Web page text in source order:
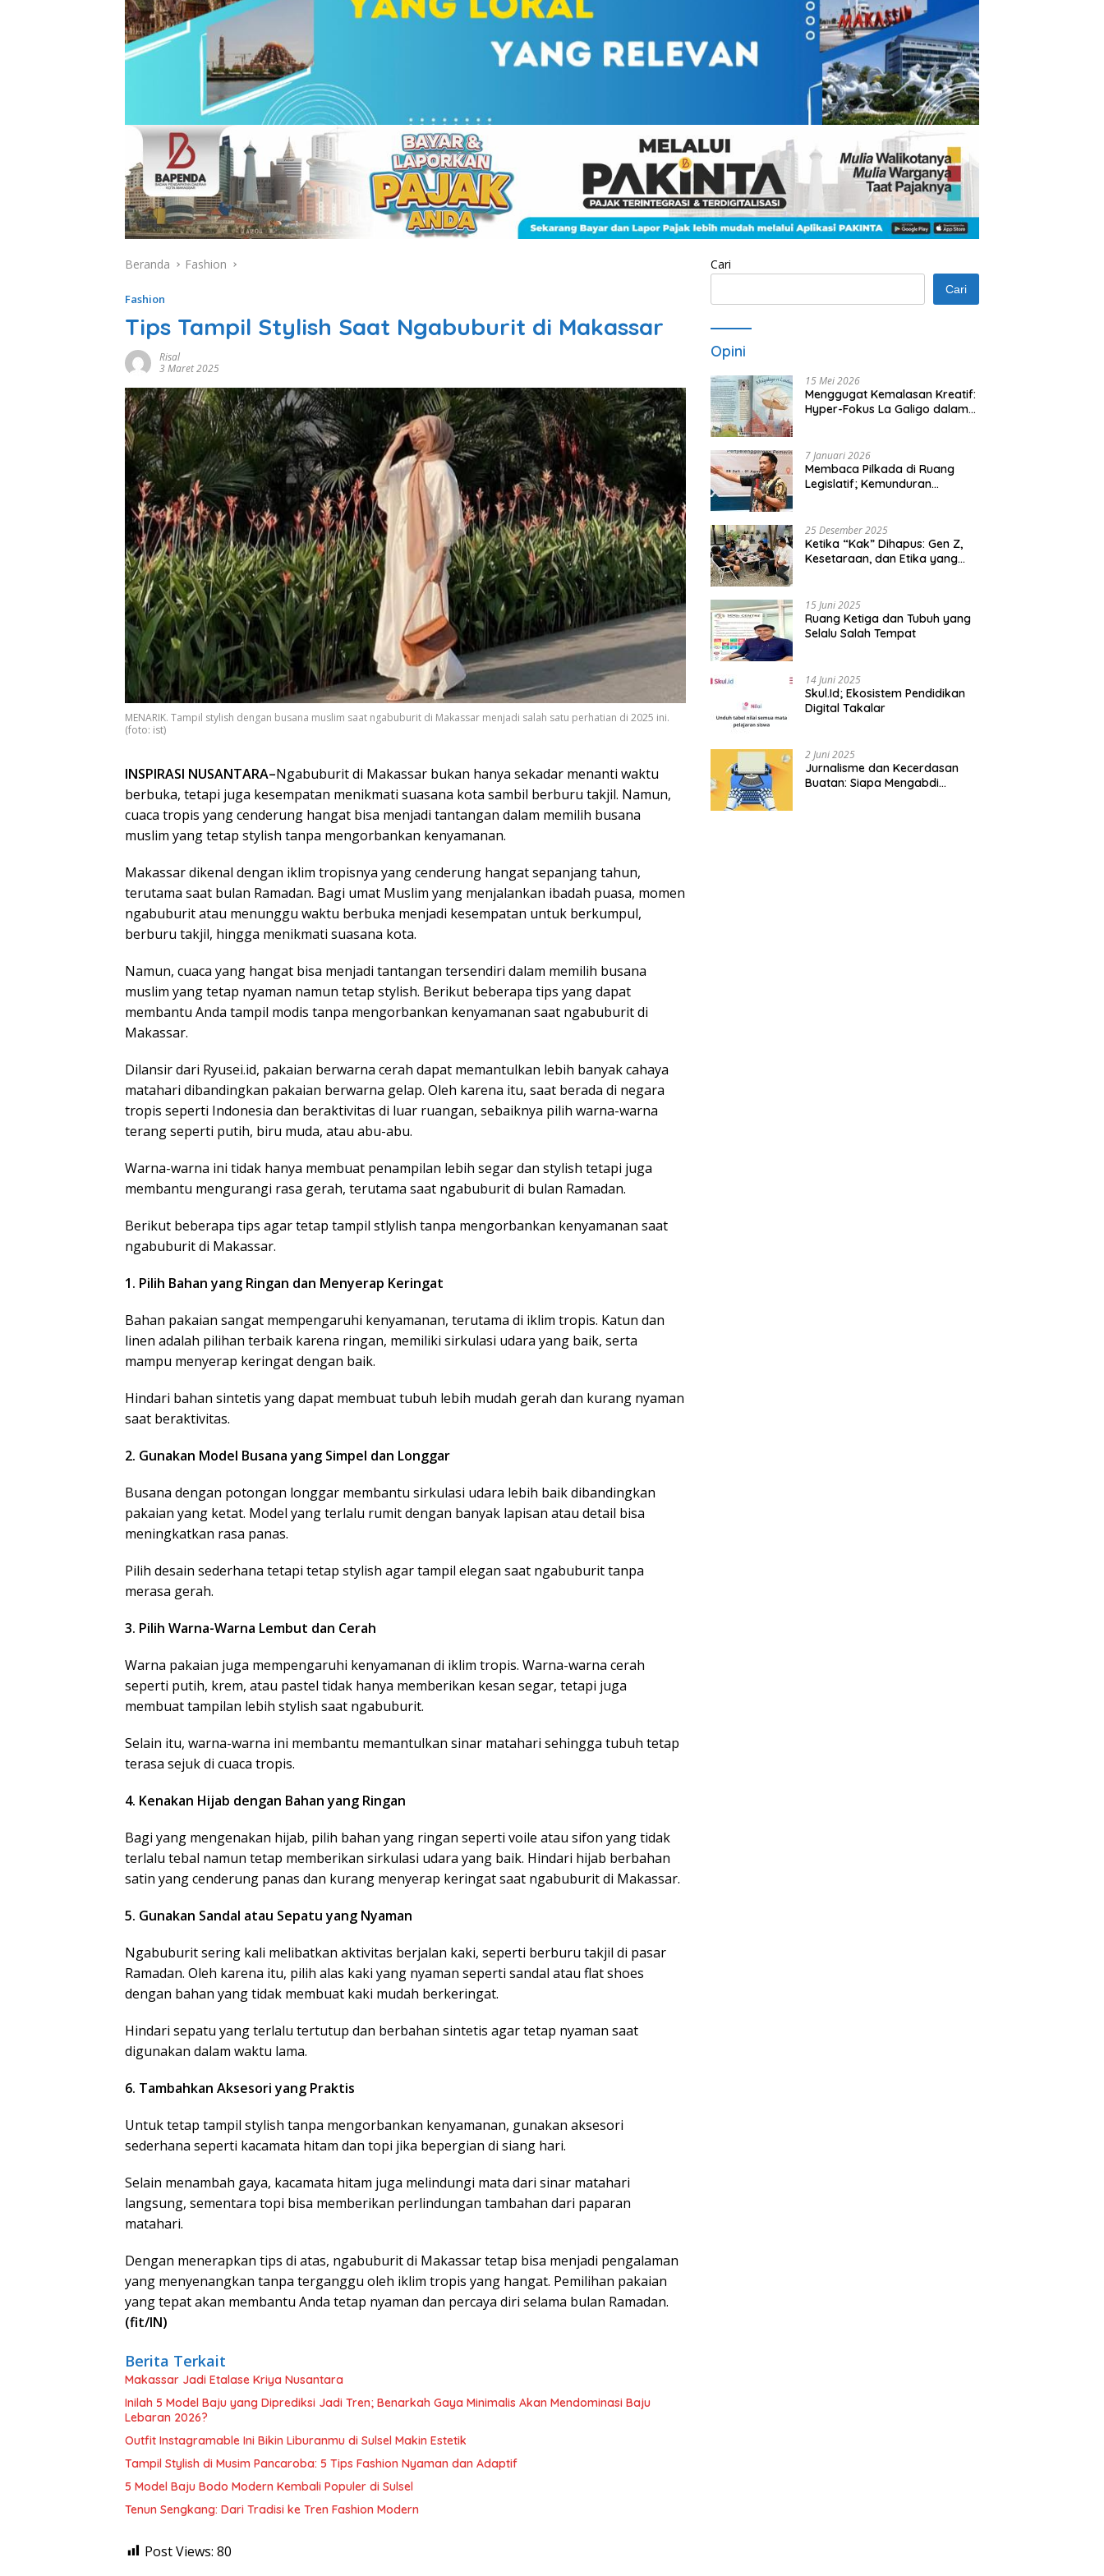
Beranda Fashion
Fashion
Tips Tampil Stylish Saat Ngabuburit di Makassar
Risal
3 Maret 2025
MENARIK. Tampil stylish dengan busana muslim saat ngabuburit di Makassar menjadi salah satu perhatian di 2025 ini.
(foto: ist)
INSPIRASI NUSANTARA–Ngabuburit di Makassar bukan hanya sekadar menanti waktu
berbuka, tetapi juga kesempatan menikmati suasana kota sambil berburu takjil. Namun,
cuaca tropis yang cenderung hangat bisa menjadi tantangan dalam memilih busana
muslim yang tetap stylish tanpa mengorbankan kenyamanan.
Makassar dikenal dengan iklim tropisnya yang cenderung hangat sepanjang tahun,
terutama saat bulan Ramadan. Bagi umat Muslim yang menjalankan ibadah puasa, momen
ngabuburit atau menunggu waktu berbuka menjadi kesempatan untuk berkumpul,
berburu takjil, hingga menikmati suasana kota.
Namun, cuaca yang hangat bisa menjadi tantangan tersendiri dalam memilih busana
muslim yang tetap nyaman namun tetap stylish. Berikut beberapa tips yang dapat
membantu Anda tampil modis tanpa mengorbankan kenyamanan saat ngabuburit di
Makassar.
Dilansir dari Ryusei.id, pakaian berwarna cerah dapat memantulkan lebih banyak cahaya
matahari dibandingkan pakaian berwarna gelap. Oleh karena itu, saat berada di negara
tropis seperti Indonesia dan beraktivitas di luar ruangan, sebaiknya pilih warna-warna
terang seperti putih, biru muda, atau abu-abu.
Warna-warna ini tidak hanya membuat penampilan lebih segar dan stylish tetapi juga
membantu mengurangi rasa gerah, terutama saat ngabuburit di bulan Ramadan.
Berikut beberapa tips agar tetap tampil stlylish tanpa mengorbankan kenyamanan saat
ngabuburit di Makassar.
1. Pilih Bahan yang Ringan dan Menyerap Keringat
Bahan pakaian sangat mempengaruhi kenyamanan, terutama di iklim tropis. Katun dan
linen adalah pilihan terbaik karena ringan, memiliki sirkulasi udara yang baik, serta
mampu menyerap keringat dengan baik.
Hindari bahan sintetis yang dapat membuat tubuh lebih mudah gerah dan kurang nyaman
saat beraktivitas.
2. Gunakan Model Busana yang Simpel dan Longgar
Busana dengan potongan longgar membantu sirkulasi udara lebih baik dibandingkan
pakaian yang ketat. Model yang terlalu rumit dengan banyak lapisan atau detail bisa
meningkatkan rasa panas.
Pilih desain sederhana tetapi tetap stylish agar tampil elegan saat ngabuburit tanpa
merasa gerah.
3. Pilih Warna-Warna Lembut dan Cerah
Warna pakaian juga mempengaruhi kenyamanan di iklim tropis. Warna-warna cerah
seperti putih, krem, atau pastel tidak hanya memberikan kesan segar, tetapi juga
membuat tampilan lebih stylish saat ngabuburit.
Selain itu, warna-warna ini membantu memantulkan sinar matahari sehingga tubuh tetap
terasa sejuk di cuaca tropis.
4. Kenakan Hijab dengan Bahan yang Ringan
Bagi yang mengenakan hijab, pilih bahan yang ringan seperti voile atau sifon yang tidak
terlalu tebal namun tetap memberikan sirkulasi udara yang baik. Hindari hijab berbahan
satin yang cenderung panas dan kurang menyerap keringat saat ngabuburit di Makassar.
5. Gunakan Sandal atau Sepatu yang Nyaman
Ngabuburit sering kali melibatkan aktivitas berjalan kaki, seperti berburu takjil di pasar
Ramadan. Oleh karena itu, pilih alas kaki yang nyaman seperti sandal atau flat shoes
dengan bahan yang tidak membuat kaki mudah berkeringat.
Hindari sepatu yang terlalu tertutup dan berbahan sintetis agar tetap nyaman saat
digunakan dalam waktu lama.
6. Tambahkan Aksesori yang Praktis
Untuk tetap tampil stylish tanpa mengorbankan kenyamanan, gunakan aksesori
sederhana seperti kacamata hitam dan topi jika bepergian di siang hari.
Selain menambah gaya, kacamata hitam juga melindungi mata dari sinar matahari
langsung, sementara topi bisa memberikan perlindungan tambahan dari paparan
matahari.
Dengan menerapkan tips di atas, ngabuburit di Makassar tetap bisa menjadi pengalaman
yang menyenangkan tanpa terganggu oleh iklim tropis yang hangat. Pemilihan pakaian
yang tepat akan membantu Anda tetap nyaman dan percaya diri selama bulan Ramadan.
(fit/IN)
Berita Terkait
Makassar Jadi Etalase Kriya Nusantara
Inilah 5 Model Baju yang Diprediksi Jadi Tren; Benarkah Gaya Minimalis Akan Mendominasi Baju
Lebaran 2026?
Outfit Instagramable Ini Bikin Liburanmu di Sulsel Makin Estetik
Tampil Stylish di Musim Pancaroba: 5 Tips Fashion Nyaman dan Adaptif
5 Model Baju Bodo Modern Kembali Populer di Sulsel
Tenun Sengkang: Dari Tradisi ke Tren Fashion Modern
Post Views: 80
Cari
Cari
Opini
15 Mei 2026
Menggugat Kemalasan Kreatif:
Hyper-Fokus La Galigo dalam
7 Januari 2026
Membaca Pilkada di Ruang
Legislatif; Kemunduran
25 Desember 2025
Ketika “Kak” Dihapus: Gen Z,
Kesetaraan, dan Etika yang
15 Juni 2025
Ruang Ketiga dan Tubuh yang
Selalu Salah Tempat
14 Juni 2025
Skul.Id; Ekosistem Pendidikan
Digital Takalar
2 Juni 2025
Jurnalisme dan Kecerdasan
Buatan: Siapa Mengabdi